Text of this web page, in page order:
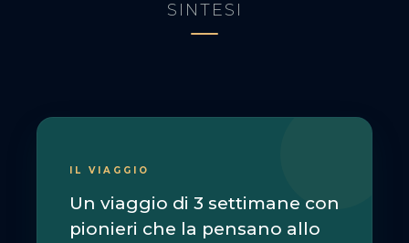
SINTESI
IL VIAGGIO
Un viaggio di 3 settimane con
pionieri che la pensano allo